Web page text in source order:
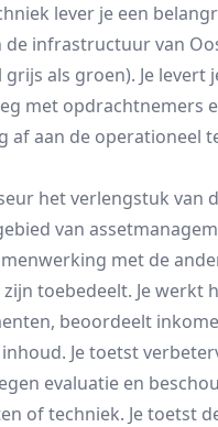
lever je een
infrastructuur van
als groen). Je
met opdrachtnemers
af aan de operationeel
het verlengstuk van
van
met de
toebedeelt. Je werkt
beoordeelt
Je toetst
evaluatie en
of techniek. Je toetst